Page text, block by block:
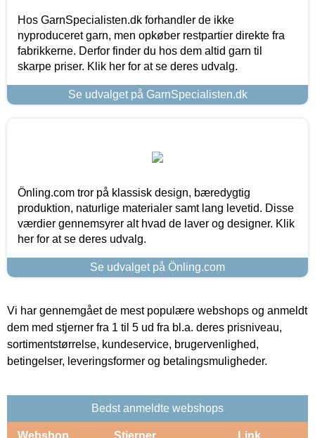
Hos GarnSpecialisten.dk forhandler de ikke
nyproduceret garn, men opkøber restpartier direkte fra
fabrikkerne. Derfor finder du hos dem altid garn til
skarpe priser. Klik her for at se deres udvalg.
Se udvalget på GarnSpecialisten.dk
Önling.com tror på klassisk design, bæredygtig
produktion, naturlige materialer samt lang levetid. Disse
værdier gennemsyrer alt hvad de laver og designer. Klik
her for at se deres udvalg.
Se udvalget på Önling.com
Vi har gennemgået de mest populære webshops og anmeldt
dem med stjerner fra 1 til 5 ud fra bl.a. deres prisniveau,
sortimentstørrelse, kundeservice, brugervenlighed,
betingelser, leveringsformer og betalingsmuligheder.
Bedst anmeldte webshops
Webshop Stjerner Link